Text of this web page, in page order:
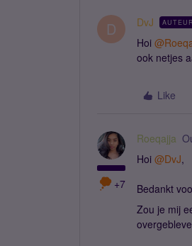
D DvJ AUTEUR
Hoi
ook netjes
Like
+7
Roeqajja
Hoi @DvJ,
Bedankt
Zou je mij